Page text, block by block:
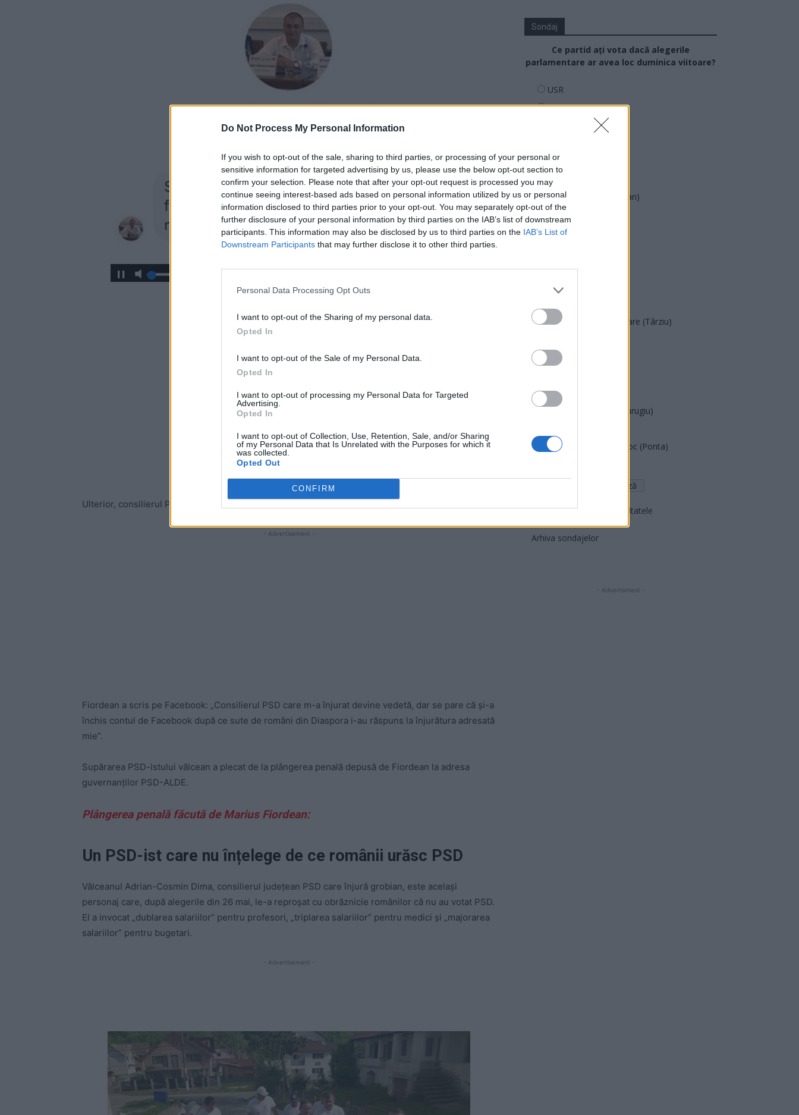
Do Not Process My Personal Information
If you wish to opt-out of the sale, sharing to third parties, or processing of your personal or
sensitive information for targeted advertising by us, please use the below opt-out section to
confirm your selection. Please note that after your opt-out request is processed you may
continue seeing interest-based ads based on personal information utilized by us or personal
information disclosed to third parties prior to your opt-out. You may separately opt-out of the
further disclosure of your personal information by third parties on the IAB’s list of downstream
participants. This information may also be disclosed by us to third parties on the IAB’s List of
Downstream Participants that may further disclose it to other third parties.
Personal Data Processing Opt Outs
I want to opt-out of the Sharing of my personal data.
Opted In
I want to opt-out of the Sale of my Personal Data.
Opted In
I want to opt-out of processing my Personal Data for Targeted
Advertising.
Opted In
I want to opt-out of Collection, Use, Retention, Sale, and/or Sharing
of my Personal Data that Is Unrelated with the Purposes for which it
was collected.
Opted Out
CONFIRM
Ulterior, consilierul PSD și-a șters pagina de Facebook.
- Advertisement -
Fiordean a scris pe Facebook: „Consilierul PSD care m-a înjurat devine vedetă, dar se pare că și-a
închis contul de Facebook după ce sute de români din Diaspora i-au răspuns la înjurătura adresată
mie”.
Supărarea PSD-istului vâlcean a plecat de la plângerea penală depusă de Fiordean la adresa
guvernanților PSD-ALDE.
Plângerea penală făcută de Marius Fiordean:
Un PSD-ist care nu înțelege de ce românii urăsc PSD
Vâlceanul Adrian-Cosmin Dima, consilierul județean PSD care înjură grobian, este același
personaj care, după alegerile din 26 mai, le-a reproșat cu obrăznicie românilor că nu au votat PSD.
El a invocat „dublarea salariilor” pentru profesori, „triplarea salariilor” pentru medici și „majorarea
salariilor” pentru bugetari.
- Advertisement -
Sondaj
Ce partid ați vota dacă alegerile
parlamentare ar avea loc duminica viitoare?
USR
PNL
UDMR
PMP (Tomac)
Forța Dreptei (L. Orban)
REPER
SOS (Șoșoacă)
POT (Gavrilă)
Acțiunea Conservatoare (Târziu)
PUSL (D. Voiculescu)
PNCR (Terheș)
Partidul Patrioților (Surugiu)
România pe Primul Loc (Ponta)
Arată rezultatele
Arhiva sondajelor
- Advertisment -